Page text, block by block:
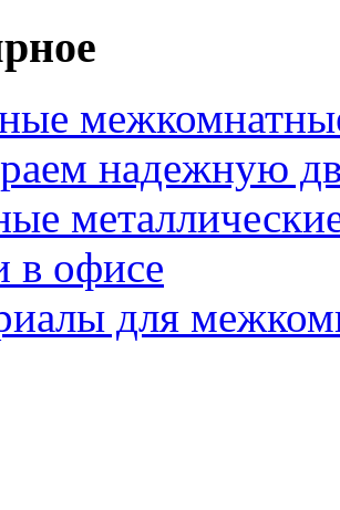
надежную
в офисе
для